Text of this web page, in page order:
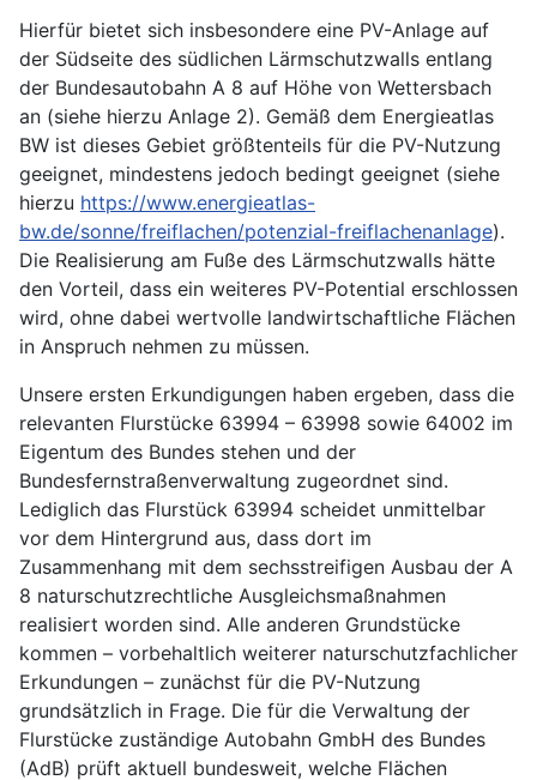
Hierfür bietet sich insbesondere eine PV-Anlage auf
der Südseite des südlichen Lärmschutzwalls entlang
der Bundesautobahn A 8 auf Höhe von Wettersbach
an (siehe hierzu Anlage 2). Gemäß dem Energieatlas
BW ist dieses Gebiet größtenteils für die PV-Nutzung
geeignet, mindestens jedoch bedingt geeignet (siehe
hierzu https://www.energieatlas-
bw.de/sonne/freiflachen/potenzial-freiflachenanlage).
Die Realisierung am Fuße des Lärmschutzwalls hätte
den Vorteil, dass ein weiteres PV-Potential erschlossen
wird, ohne dabei wertvolle landwirtschaftliche Flächen
in Anspruch nehmen zu müssen.
Unsere ersten Erkundigungen haben ergeben, dass die
relevanten Flurstücke 63994 – 63998 sowie 64002 im
Eigentum des Bundes stehen und der
Bundesfernstraßenverwaltung zugeordnet sind.
Lediglich das Flurstück 63994 scheidet unmittelbar
vor dem Hintergrund aus, dass dort im
Zusammenhang mit dem sechsstreifigen Ausbau der A
8 naturschutzrechtliche Ausgleichsmaßnahmen
realisiert worden sind. Alle anderen Grundstücke
kommen – vorbehaltlich weiterer naturschutzfachlicher
Erkundungen – zunächst für die PV-Nutzung
grundsätzlich in Frage. Die für die Verwaltung der
Flurstücke zuständige Autobahn GmbH des Bundes
(AdB) prüft aktuell bundesweit, welche Flächen